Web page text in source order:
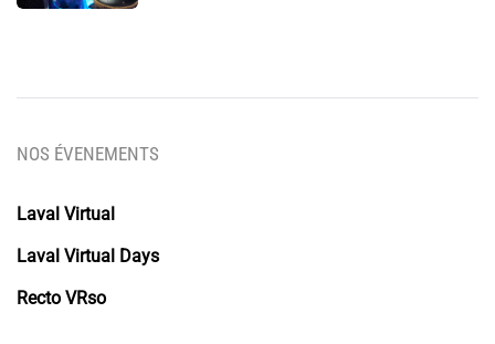
NOS ÉVENEMENTS
Laval Virtual
Laval Virtual Days
Recto VRso